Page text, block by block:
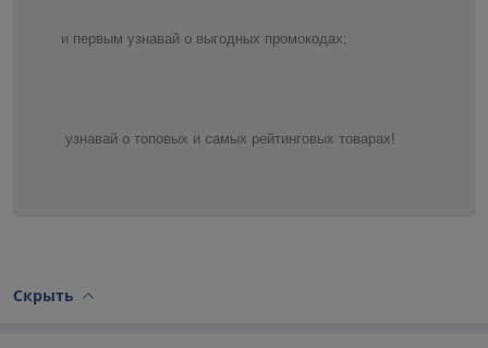
и первым узнавай о выгодных промокодах;
узнавай о топовых и самых рейтинговых товарах!
Скрыть